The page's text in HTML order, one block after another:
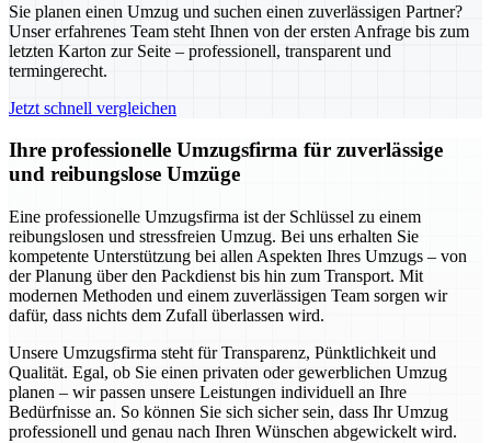
Sie planen einen Umzug und suchen einen zuverlässigen Partner?
Unser erfahrenes Team steht Ihnen von der ersten Anfrage bis zum
letzten Karton zur Seite – professionell, transparent und
termingerecht.
Jetzt schnell vergleichen
Ihre professionelle Umzugsfirma für zuverlässige
und reibungslose Umzüge
Eine professionelle Umzugsfirma ist der Schlüssel zu einem
reibungslosen und stressfreien Umzug. Bei uns erhalten Sie
kompetente Unterstützung bei allen Aspekten Ihres Umzugs – von
der Planung über den Packdienst bis hin zum Transport. Mit
modernen Methoden und einem zuverlässigen Team sorgen wir
dafür, dass nichts dem Zufall überlassen wird.
Unsere Umzugsfirma steht für Transparenz, Pünktlichkeit und
Qualität. Egal, ob Sie einen privaten oder gewerblichen Umzug
planen – wir passen unsere Leistungen individuell an Ihre
Bedürfnisse an. So können Sie sich sicher sein, dass Ihr Umzug
professionell und genau nach Ihren Wünschen abgewickelt wird.